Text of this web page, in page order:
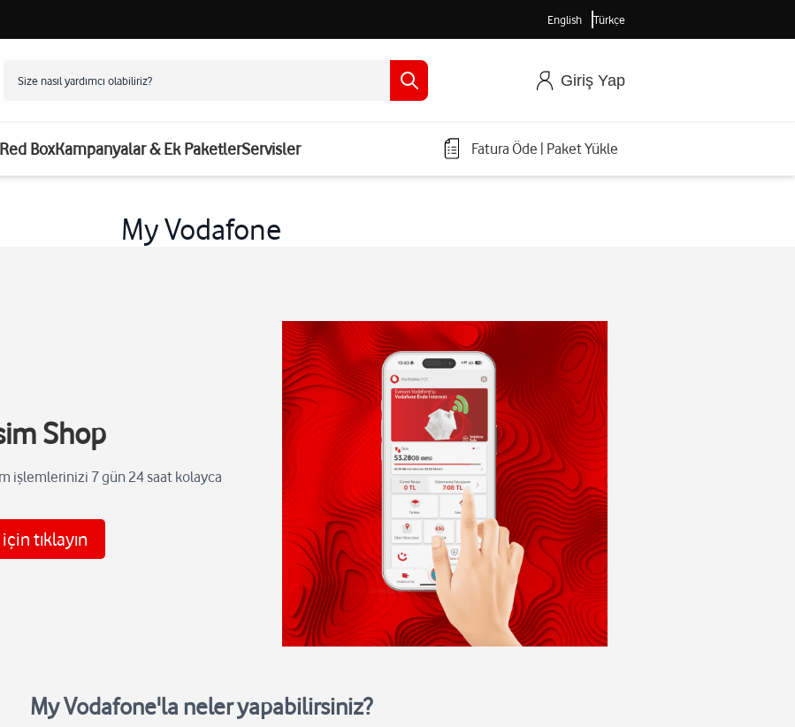
English Türkçe
Giriş Yap
BoxKampanyalar & Ek PaketlerServisler Fatura Öde Paket Yükle
My Vodafone
Shop
işlemlerinizi 7 gün 24 saat kolayca
tıklayın
My Vodafone'la neler yapabilirsiniz?